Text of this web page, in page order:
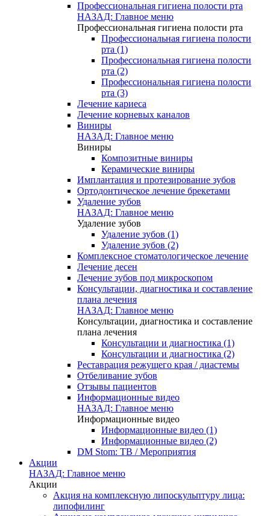
Профессиональная гигиена полости рта
НАЗАД: Главное меню
Профессиональная гигиена полости рта
Профессиональная гигиена полости
рта (1)
Профессиональная гигиена полости
рта (2)
Профессиональная гигиена полости
рта (3)
Лечение кариеса
Лечение корневых каналов
Виниры
НАЗАД: Главное меню
Виниры
Композитные виниры
Керамические виниры
Имплантация и протезирование зубов
Ортодонтическое лечение брекетами
Удаление зубов
НАЗАД: Главное меню
Удаление зубов
Удаление зубов (1)
Удаление зубов (2)
Комплексное стоматологическое лечение
Лечение десен
Лечение зубов под микроскопом
Консультации, диагностика и составление
плана лечения
НАЗАД: Главное меню
Консультации, диагностика и составление
плана лечения
Консультации и диагностика (1)
Консультации и диагностика (2)
Реставрация режущего края / диастемы
Отбеливание зубов
Отзывы пациентов
Информационные видео
НАЗАД: Главное меню
Информационные видео
Информационные видео (1)
Информационные видео (2)
DM Stom: ТВ / Мероприятия
Акции
НАЗАД: Главное меню
Акции
Акция на комплексную липоскульптуру лица:
липофилинг